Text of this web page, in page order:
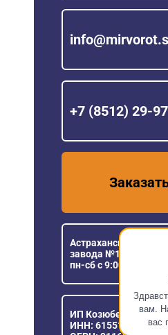
вам.
вас
+7 (8512) 29-
Астраханская
завода №1, ул. Новая,
пн-сб с 9:00 до 18:00
ИП Козюберда
ИНН: 615516030057